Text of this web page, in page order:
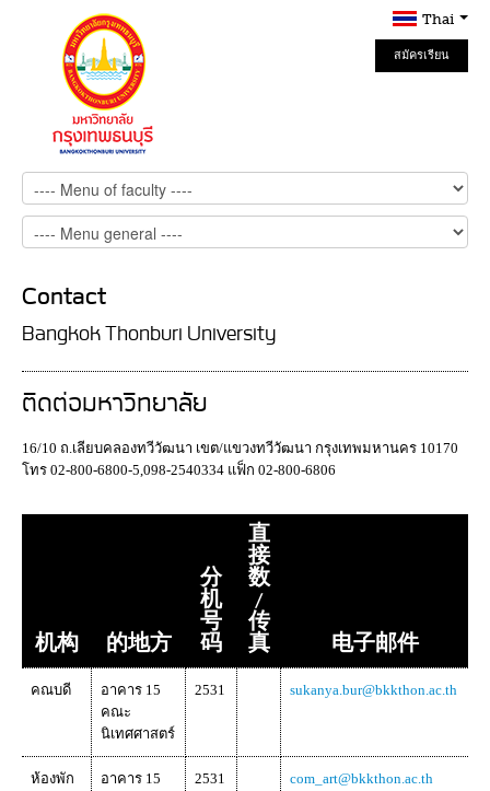
Thai
สมัครเรียน
Online
Contact
Bangkok Thonburi University
ติดต่อมหาวิทยาลัย
16/10 ถ.เลียบคลองทวีวัฒนา เขต/แขวงทวีวัฒนา กรุงเทพมหานคร 10170
โทร 02-800-6800-5,098-2540334 แฟ็ก 02-800-6806
机构 的地方
分
机
号
码
直
接
数
/
传
真
电子邮件
คณบดี
อาคาร 15
คณะ
นิเทศศาสตร์
2531 sukanya.bur@bkkthon.ac.th
ห้องพัก
อาคาร 15
2531 com_art@bkkthon.ac.th